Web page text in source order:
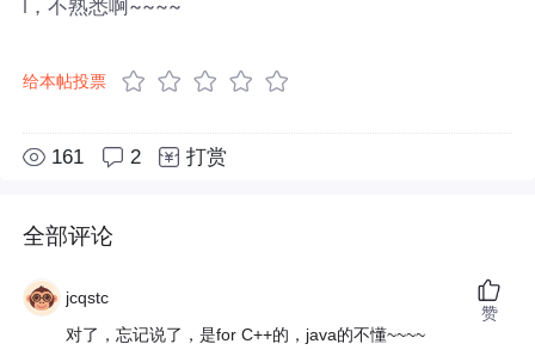
l，不熟悉啊~~~~
给本帖投票
161 2 打赏
全部评论
jcqstc
对了，忘记说了，是for C++的，java的不懂~~~~
赞